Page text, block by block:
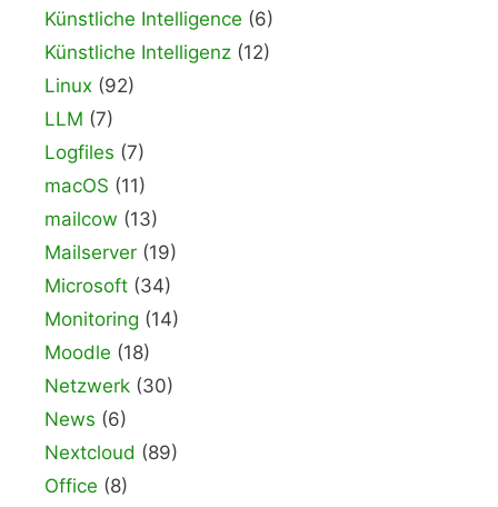
Künstliche Intelligence (6)
Künstliche Intelligenz (12)
Linux (92)
LLM (7)
Logfiles (7)
macOS (11)
mailcow (13)
Mailserver (19)
Microsoft (34)
Monitoring (14)
Moodle (18)
Netzwerk (30)
News (6)
Nextcloud (89)
Office (8)